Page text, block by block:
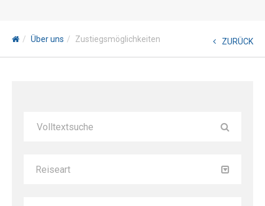
Über uns Zustiegsmöglichkeiten ZURÜCK
Reiseart